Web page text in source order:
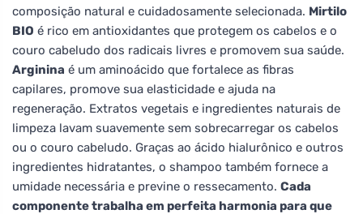
composição natural e cuidadosamente selecionada. Mirtilo
BIO é rico em antioxidantes que protegem os cabelos e o
couro cabeludo dos radicais livres e promovem sua saúde.
Arginina é um aminoácido que fortalece as fibras
capilares, promove sua elasticidade e ajuda na
regeneração. Extratos vegetais e ingredientes naturais de
limpeza lavam suavemente sem sobrecarregar os cabelos
ou o couro cabeludo. Graças ao ácido hialurônico e outros
ingredientes hidratantes, o shampoo também fornece a
umidade necessária e previne o ressecamento. Cada
componente trabalha em perfeita harmonia para que